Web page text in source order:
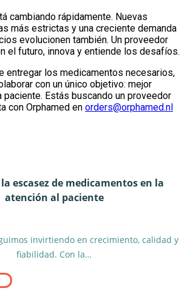
cambiando rápidamente. Nuevas
más estrictas y una creciente demanda
evolucionen también. Un proveedor
el futuro, innova y entiende los desafíos.
entregar los medicamentos necesarios,
con un único objetivo: mejor
paciente. Estás buscando un proveedor
con Orphamed en orders@orphamed.nl
escasez de medicamentos en la
atención al paciente
invirtiendo en crecimiento, calidad y
fiabilidad. Con la…